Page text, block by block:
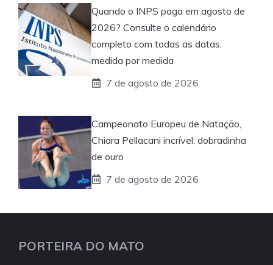
Quando o INPS paga em agosto de
2026? Consulte o calendário
completo com todas as datas,
medida por medida
7 de agosto de 2026
Campeonato Europeu de Natação,
Chiara Pellacani incrível: dobradinha
de ouro
7 de agosto de 2026
PORTEIRA DO MATO